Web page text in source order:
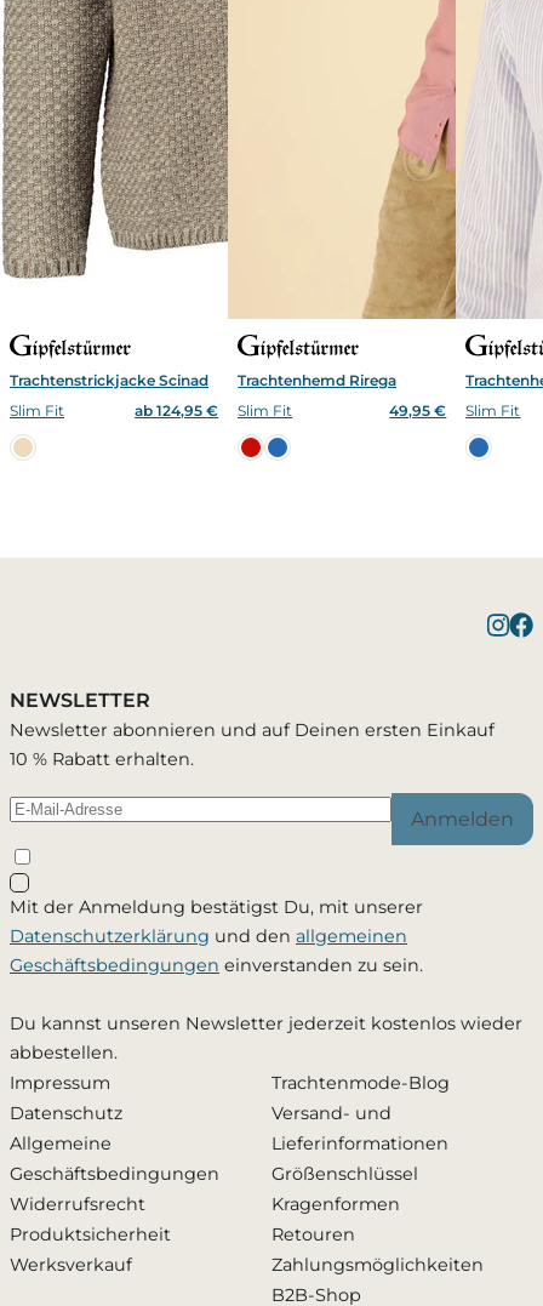
Trachtenstrickjacke Scinad
Slim Fit
ab 124,95 €
Trachtenhemd Rirega
Slim Fit
49,95 €
Slim Fit
Warenkorb ansehen
Du wirst per E-Mail benachrichtigt, sobald der
Artikel wieder verfügbar ist.
Ja, ich möchte - jederzeit widerruflich - per Mail
informiert werden, sobald dieses Produkt wieder
verfügbar ist. Meine Mailadresse wird ausschließlich
weitergegeben. DieDatenschutzerklärunghabe ich
zur Kenntnis genommen.
Rabatt erhalten
NEWSLETTER
Newsletter abonnieren und auf Deinen ersten Einkauf
10 % Rabatt erhalten.
Anmelden
Mit der Anmeldung bestätigst Du, mit unserer
Datenschutzerklärung und den allgemeinen
Geschäftsbedingungen einverstanden zu sein.
Du kannst unseren Newsletter jederzeit kostenlos wieder
abbestellen.
Impressum
Datenschutz
Allgemeine
Geschäftsbedingungen
Widerrufsrecht
Produktsicherheit
Werksverkauf
Trachtenmode-Blog
Versand- und
Lieferinformationen
Größenschlüssel
Kragenformen
Retouren
Zahlungsmöglichkeiten
B2B-Shop